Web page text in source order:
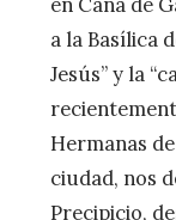
en Caná de
a la Basílica
Jesús” y la
Hermanas
ciudad, nos
Precipicio,